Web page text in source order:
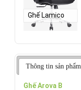
Ghế Lamico
Thông tin sản phẩm
Ghế Arova B